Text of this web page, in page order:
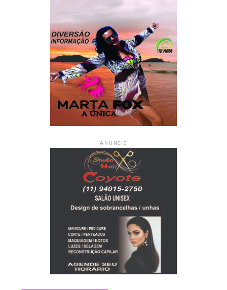
Retorno de “Topa Tudo Por Dinheiro” consagra a
liderança do “Programa Silvio Santos com Patricia
Estreia hoje, no SBT, a minissérie “E Agora, Quem Vai
Ficar com a Mamãe?”
ANÚNCIO